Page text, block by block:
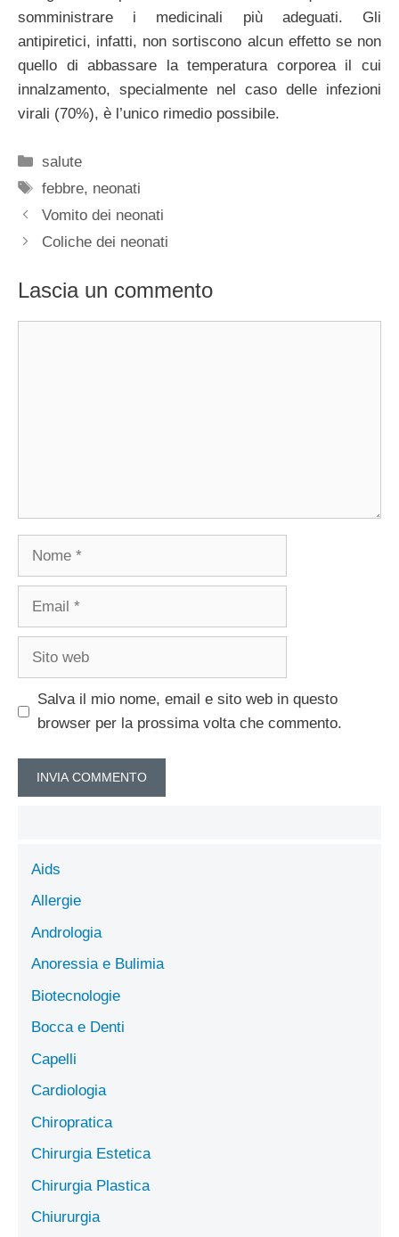
somministrare i medicinali più adeguati. Gli
antipiretici, infatti, non sortiscono alcun effetto se non
quello di abbassare la temperatura corporea il cui
innalzamento, specialmente nel caso delle infezioni
virali (70%), è l’unico rimedio possibile.
Categorie
salute
Tag
febbre, neonati
Vomito dei neonati
Coliche dei neonati
Lascia un commento
Nome
Email
Sito
Salva il mio nome, email e sito web in questo
browser per la prossima volta che commento.
Aids
Allergie
Andrologia
Anoressia e Bulimia
Biotecnologie
Bocca e Denti
Capelli
Cardiologia
Chiropratica
Chirurgia Estetica
Chirurgia Plastica
Chiururgia